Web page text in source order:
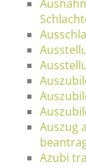
Auszug
Azubi